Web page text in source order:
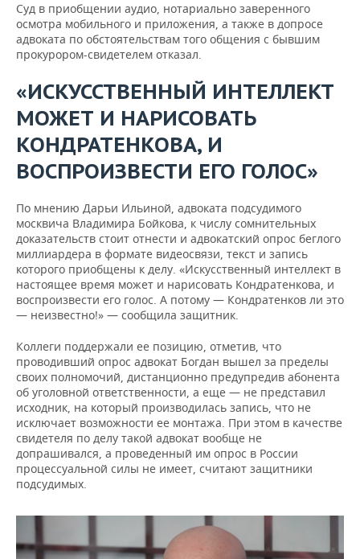
Суд в приобщении аудио, нотариально заверенного
осмотра мобильного и приложения, а также в допросе
адвоката по обстоятельствам того общения с бывшим
прокурором-свидетелем отказал.
«ИСКУССТВЕННЫЙ ИНТЕЛЛЕКТ
МОЖЕТ И НАРИСОВАТЬ
КОНДРАТЕНКОВА, И
ВОСПРОИЗВЕСТИ ЕГО ГОЛОС»
По мнению Дарьи Ильиной, адвоката подсудимого
москвича Владимира Бойкова, к числу сомнительных
доказательств стоит отнести и адвокатский опрос беглого
миллиардера в формате видеосвязи, текст и запись
которого приобщены к делу. «Искусственный интеллект в
настоящее время может и нарисовать Кондратенкова, и
воспроизвести его голос. А потому — Кондратенков ли это
— неизвестно!» — сообщила защитник.
Коллеги поддержали ее позицию, отметив, что
проводивший опрос адвокат Богдан вышел за пределы
своих полномочий, дистанционно предупредив абонента
об уголовной ответственности, а еще — не представил
исходник, на который производилась запись, что не
исключает возможности ее монтажа. При этом в качестве
свидетеля по делу такой адвокат вообще не
допрашивался, а проведенный им опрос в России
процессуальной силы не имеет, считают защитники
подсудимых.